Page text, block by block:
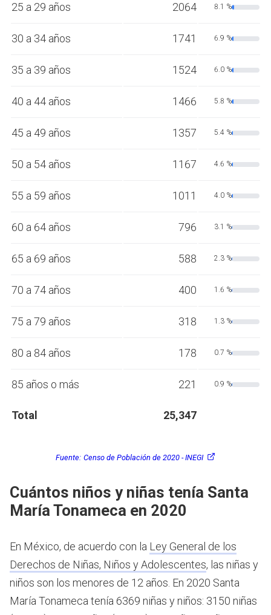
25 a 29 años 2064 8.1 %
30 a 34 años 1741 6.9 %
35 a 39 años 1524 6.0 %
40 a 44 años 1466 5.8 %
45 a 49 años 1357 5.4 %
50 a 54 años 1167 4.6 %
55 a 59 años 1011 4.0 %
60 a 64 años 796 3.1 %
65 a 69 años 588 2.3 %
70 a 74 años 400 1.6 %
75 a 79 años 318 1.3 %
80 a 84 años 178 0.7 %
85 años o más 221 0.9 %
Total 25,347
Fuente: Censo de Población de 2020 - INEGI
Cuántos niños y niñas tenía Santa
María Tonameca en 2020
En México, de acuerdo con la Ley General de los
Derechos de Niñas, Niños y Adolescentes, las niñas y
niños son los menores de 12 años. En 2020 Santa
María Tonameca tenía 6369 niñas y niños: 3150 niñas